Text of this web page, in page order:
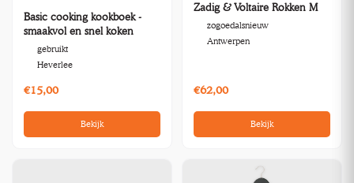
Basic cooking kookboek -
smaakvol en snel koken
gebruikt
Heverlee
€15,00
Bekijk
Zadig & Voltaire Rokken M
zogoedalsnieuw
Antwerpen
€62,00
Bekijk